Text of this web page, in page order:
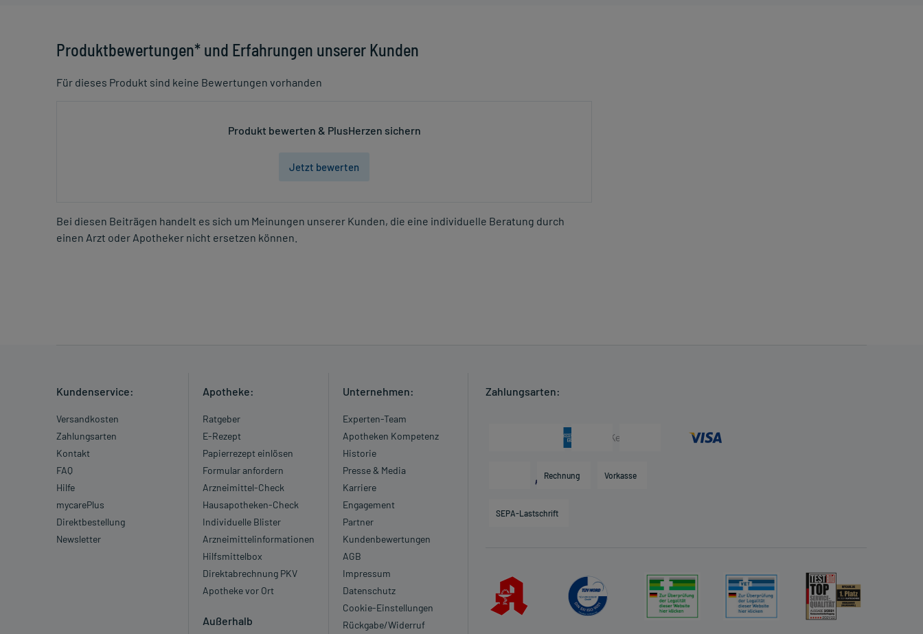
Produktbewertungen* und Erfahrungen unserer Kunden
Für dieses Produkt sind keine Bewertungen vorhanden
Produkt bewerten & PlusHerzen sichern
Jetzt bewerten
Bei diesen Beiträgen handelt es sich um Meinungen unserer Kunden, die eine individuelle Beratung durch
einen Arzt oder Apotheker nicht ersetzen können.
Kundenservice:
Versandkosten
Zahlungsarten
Kontakt
FAQ
Hilfe
mycarePlus
Direktbestellung
Newsletter
Apotheke:
Ratgeber
E-Rezept
Papierrezept einlösen
Formular anfordern
Arzneimittel-Check
Hausapotheken-Check
Individuelle Blister
Arzneimittelinformationen
Hilfsmittelbox
Direktabrechnung PKV
Apotheke vor Ort
Außerhalb
Unternehmen:
Experten-Team
Apotheken Kompetenz
Historie
Presse & Media
Karriere
Engagement
Partner
Kundenbewertungen
AGB
Impressum
Datenschutz
Cookie-Einstellungen
Rückgabe/Widerruf
Zahlungsarten:
Rechnung Vorkasse
SEPA-Lastschrift